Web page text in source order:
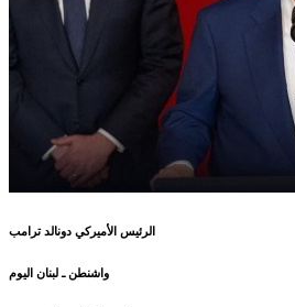
الرئيس الأميركي دونالد ترامب
واشنطن ـ لبنان اليوم